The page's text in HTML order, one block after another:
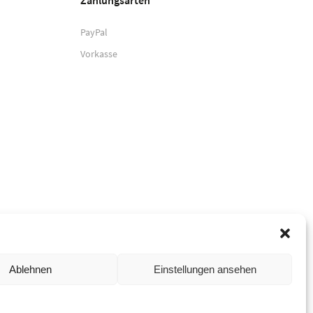
Ablehnen Einstellungen ansehen
PayPal
Vorkasse